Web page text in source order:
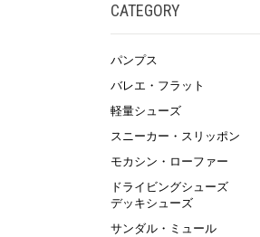
CATEGORY
パンプス
バレエ・フラット
軽量シューズ
スニーカー・スリッポン
モカシン・ローファー
ドライビングシューズ
デッキシューズ
サンダル・ミュール